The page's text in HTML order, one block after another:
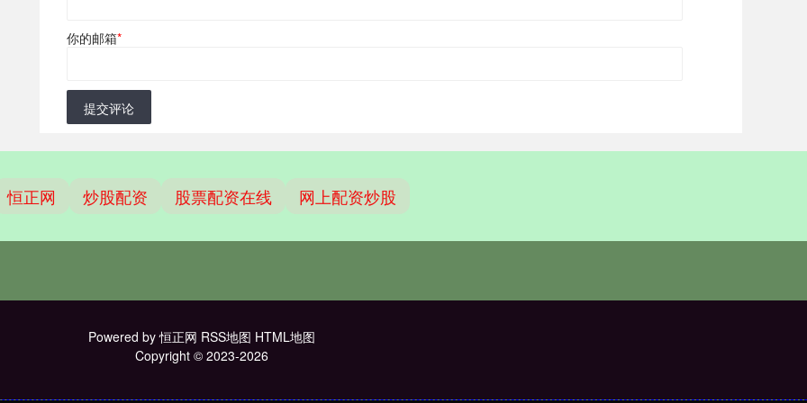
你的邮箱*
提交评论
恒正网 炒股配资 股票配资在线 网上配资炒股
Powered by恒正网 RSS地图 HTML地图
Copyright © 2023-2026